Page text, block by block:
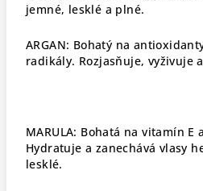
jemné, lesklé a plné.
ARGAN: Bohatý na
radikály. Rozjasňuje, vyživuje
MARULA: Bohatá na vitamín E
Hydratuje a zanechává vlasy
lesklé.